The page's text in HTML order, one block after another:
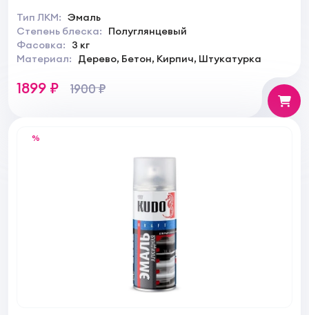
Тип ЛКМ: Эмаль
Степень блеска:
Полуглянцевый
Фасовка:
3 кг
Материал:
Дерево, Бетон, Кирпич, Штукатурка
1899 ₽ 1900 ₽
%